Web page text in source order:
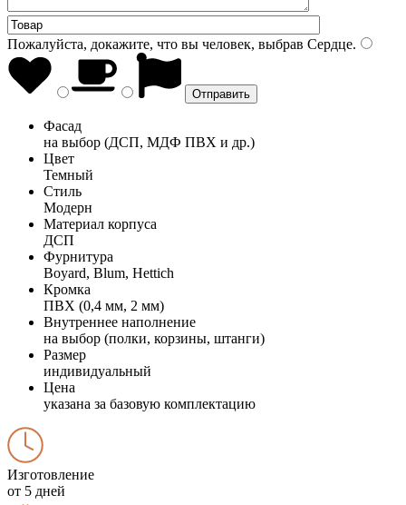
Пожалуйста, докажите, что вы человек, выбрав Сердце.
Фасад
на выбор (ДСП, МДФ ПВХ и др.)
Цвет
Темный
Стиль
Модерн
Материал корпуса
ДСП
Фурнитура
Boyard, Blum, Hettich
Кромка
ПВХ (0,4 мм, 2 мм)
Внутреннее наполнение
на выбор (полки, корзины, штанги)
Размер
индивидуальный
Цена
указана за базовую комплектацию
Изготовление
от 5 дней